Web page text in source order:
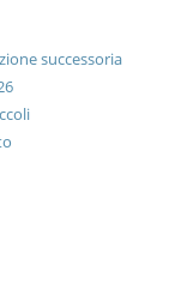
successoria